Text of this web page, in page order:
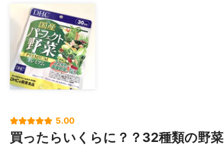
5.00
買ったらいくらに？？32種類の野菜